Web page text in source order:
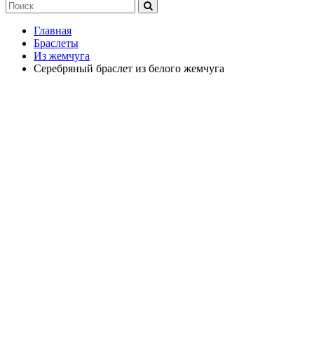
Главная
Браслеты
Из жемчуга
Серебряный браслет из белого жемчуга